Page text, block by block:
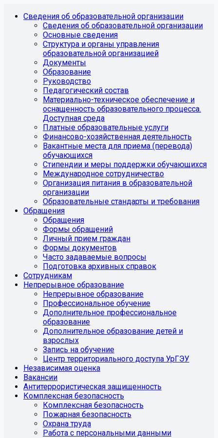
Сведения об образовательной организации
Сведения об образовательной организации
Основные сведения
Структура и органы управления
образовательной организацией
Документы
Образование
Руководство
Педагогический состав
Материально-техническое обеспечение и
оснащенность образовательного процесса.
Доступная среда
Платные образовательные услуги
Финансово-хозяйственная деятельность
Вакантные места для приема (перевода)
обучающихся
Стипендии и меры поддержки обучающихся
Международное сотрудничество
Организация питания в образовательной
организации
Образовательные стандарты и требования
Обращения
Обращения
Формы обращений
Личный прием граждан
Формы документов
Часто задаваемые вопросы
Подготовка архивных справок
Сотрудникам
Непрерывное образование
Непрерывное образование
Профессиональное обучение
Дополнительное профессиональное
образование
Дополнительное образование детей и
взрослых
Запись на обучение
Центр территориального доступа УрГЭУ
Независимая оценка
Вакансии
Антитеррористическая защищенность
Комплексная безопасность
Комплексная безопасность
Пожарная безопасность
Охрана труда
Работа с персональными данными